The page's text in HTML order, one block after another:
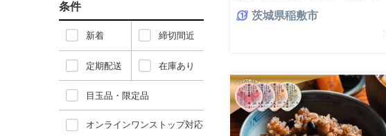
条件
新着 締切間近
定期配送 在庫あり
目玉品・限定品
オンラインワンストップ対応
茨城県稲敷市